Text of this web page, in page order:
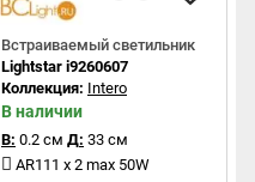
Встраиваемый светильник
Lightstar i9260607
Коллекция: Intero
В наличии
В: 0.2 см Д: 33 см
AR111 x 2 max 50W